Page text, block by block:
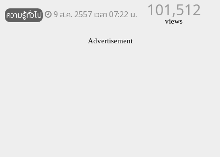
ความรู้ทั่วไป 9 ส.ค. 2557 เวลา 07:22 น. 101,512
views
Advertisement